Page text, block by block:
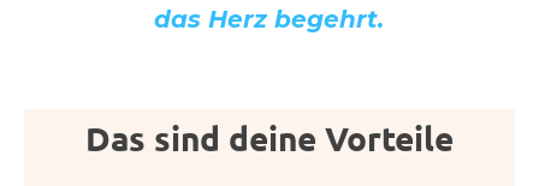
das Herz begehrt.
Das sind deine Vorteile